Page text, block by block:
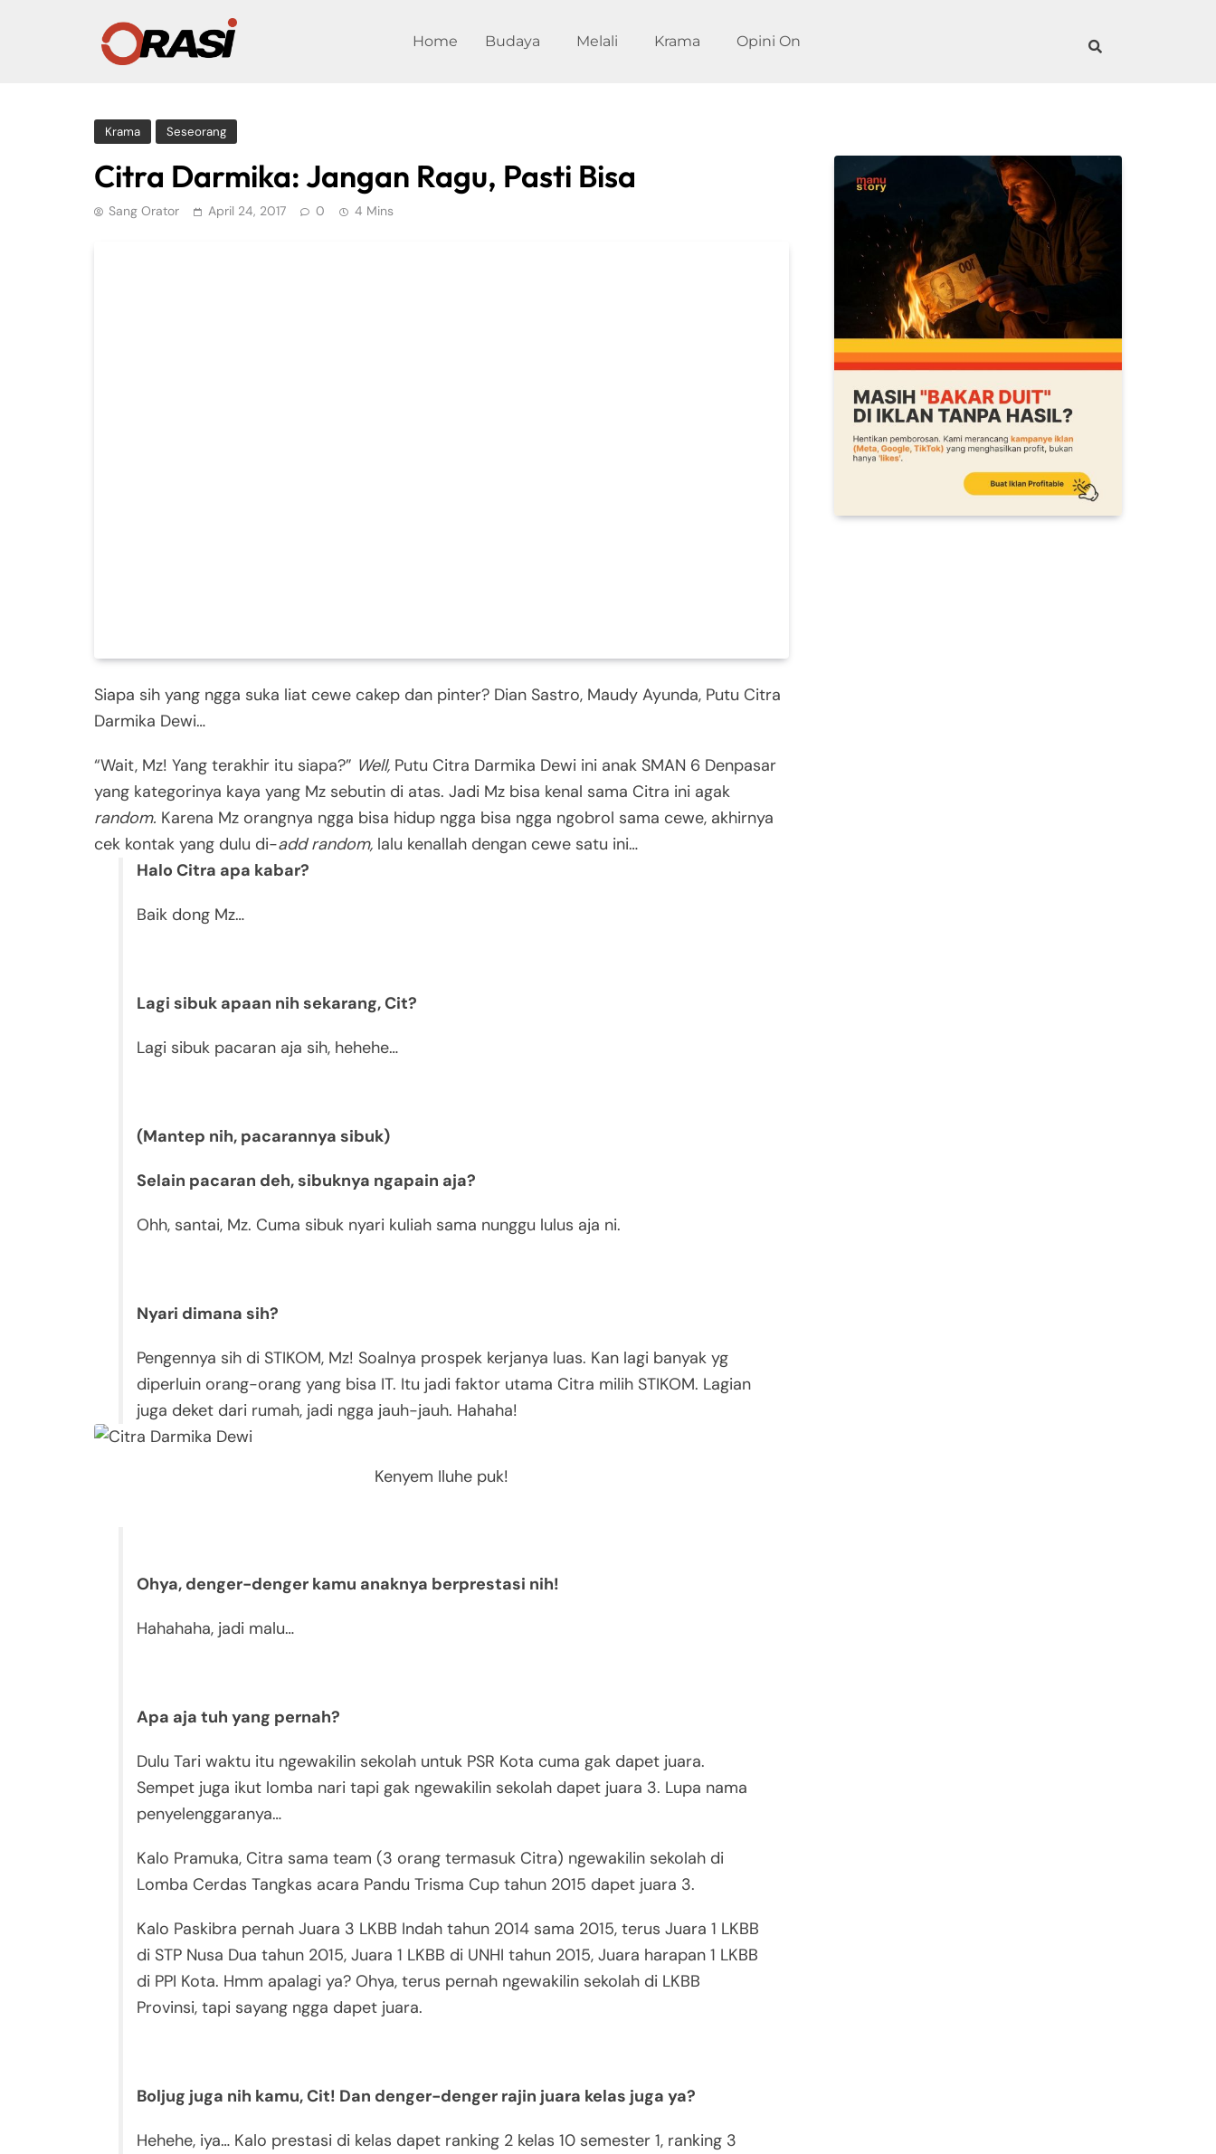
Home Budaya Melali Krama Opini On
Krama Seseorang
Citra Darmika: Jangan Ragu, Pasti Bisa
Sang Orator April 24, 2017 0 4 Mins
Siapa sih yang ngga suka liat cewe cakep dan pinter? Dian Sastro, Maudy Ayunda, Putu Citra
Darmika Dewi…
“Wait, Mz! Yang terakhir itu siapa?” Well, Putu Citra Darmika Dewi ini anak SMAN 6 Denpasar
yang kategorinya kaya yang Mz sebutin di atas. Jadi Mz bisa kenal sama Citra ini agak
random. Karena Mz orangnya ngga bisa hidup ngga bisa ngga ngobrol sama cewe, akhirnya
cek kontak yang dulu di-add random, lalu kenallah dengan cewe satu ini…
Halo Citra apa kabar?
Baik dong Mz…
Lagi sibuk apaan nih sekarang, Cit?
Lagi sibuk pacaran aja sih, hehehe…
(Mantep nih, pacarannya sibuk)
Selain pacaran deh, sibuknya ngapain aja?
Ohh, santai, Mz. Cuma sibuk nyari kuliah sama nunggu lulus aja ni.
Nyari dimana sih?
Pengennya sih di STIKOM, Mz! Soalnya prospek kerjanya luas. Kan lagi banyak yg
diperluin orang-orang yang bisa IT. Itu jadi faktor utama Citra milih STIKOM. Lagian
juga deket dari rumah, jadi ngga jauh-jauh. Hahaha!
Kenyem Iluhe puk!
Ohya, denger-denger kamu anaknya berprestasi nih!
Hahahaha, jadi malu…
Apa aja tuh yang pernah?
Dulu Tari waktu itu ngewakilin sekolah untuk PSR Kota cuma gak dapet juara.
Sempet juga ikut lomba nari tapi gak ngewakilin sekolah dapet juara 3. Lupa nama
penyelenggaranya…
Kalo Pramuka, Citra sama team (3 orang termasuk Citra) ngewakilin sekolah di
Lomba Cerdas Tangkas acara Pandu Trisma Cup tahun 2015 dapet juara 3.
Kalo Paskibra pernah Juara 3 LKBB Indah tahun 2014 sama 2015, terus Juara 1 LKBB
di STP Nusa Dua tahun 2015, Juara 1 LKBB di UNHI tahun 2015, Juara harapan 1 LKBB
di PPI Kota. Hmm apalagi ya? Ohya, terus pernah ngewakilin sekolah di LKBB
Provinsi, tapi sayang ngga dapet juara.
Boljug juga nih kamu, Cit! Dan denger-denger rajin juara kelas juga ya?
Hehehe, iya… Kalo prestasi di kelas dapet ranking 2 kelas 10 semester 1, ranking 3